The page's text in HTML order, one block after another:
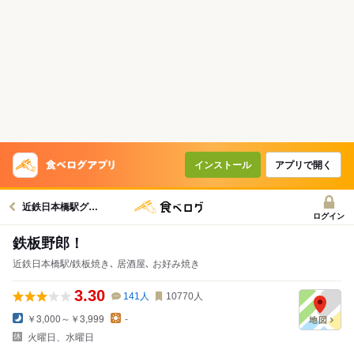
インストール アプリで開く
近鉄日本橋駅グルメへ
ログイン
鉄板野郎！
近鉄日本橋駅/鉄板焼き､ 居酒屋､ お好み焼き
3.30 141 人 10770人
￥3,000～￥3,999
-
火曜日、水曜日